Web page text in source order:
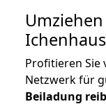
Profitieren Sie
Netzwerk für
Beiladung